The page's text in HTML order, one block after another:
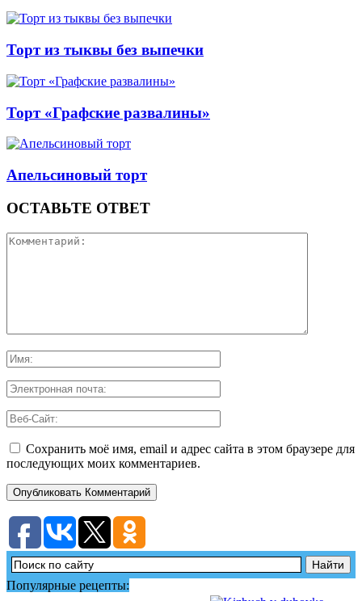
Торт из тыквы без выпечки
Торт «Графские развалины»
Апельсиновый торт
ОСТАВЬТЕ ОТВЕТ
Сохранить моё имя, email и адрес сайта в этом браузере для
последующих моих комментариев.
Популярные рецепты: